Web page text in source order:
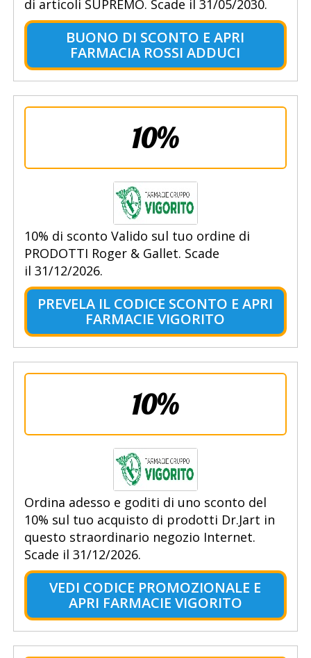
di articoli SUPREMO. Scade il 31/05/2030.
BUONO DI SCONTO E APRI
FARMACIA ROSSI ADDUCI
10%
10% di sconto Valido sul tuo ordine di
PRODOTTI Roger & Gallet. Scade
il 31/12/2026.
PREVELA IL CODICE SCONTO E APRI
FARMACIE VIGORITO
10%
Ordina adesso e goditi di uno sconto del
10% sul tuo acquisto di prodotti Dr.Jart in
questo straordinario negozio Internet.
Scade il 31/12/2026.
VEDI CODICE PROMOZIONALE E
APRI FARMACIE VIGORITO